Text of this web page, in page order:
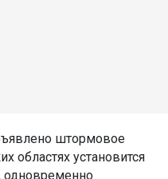
штормовое
областях установится
одновременно